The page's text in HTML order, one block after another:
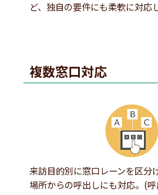
ど、独自の要件にも柔軟に対応
複数窓口対応
来訪目的別に窓口レーンを区分
場所からの呼出しにも対応。(